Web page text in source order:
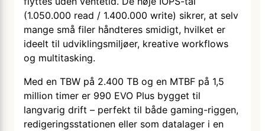
(1.050.000 read / 1.400.000 write) sikrer, at selv
mange små filer håndteres smidigt, hvilket er
ideelt til udviklingsmiljøer, kreative workflows
og multitasking.
Med en TBW på 2.400 TB og en MTBF på 1,5
million timer er 990 EVO Plus bygget til
langvarig drift – perfekt til både gaming-riggen,
redigeringsstationen eller som datalager i en